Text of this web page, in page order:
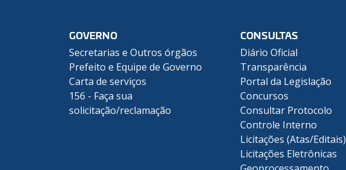
GOVERNO
Secretarias e Outros órgãos
Prefeito e Equipe de Governo
Carta de serviços
156 - Faça sua
solicitação/reclamação
CONSULTAS
Diário Oficial
Transparência
Portal da Legislação
Concursos
Consultar Protocolo
Controle Interno
Licitações (Atas/Editais)
Licitações Eletrônicas